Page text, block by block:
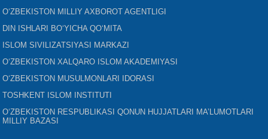
O‘ZBEKISTON MILLIY AXBOROT AGENTLIGI
DIN ISHLARI BO‘YICHA QO‘MITA
ISLOM SIVILIZATSIYASI MARKAZI
O‘ZBEKISTON XALQARO ISLOM AKADEMIYASI
O‘ZBEKISTON MUSULMONLARI IDORASI
TOSHKENT ISLOM INSTITUTI
O‘ZBEKISTON RESPUBLIKASI QONUN HUJJATLARI MA’LUMOTLARI
MILLIY BAZASI